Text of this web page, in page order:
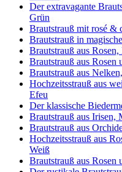
Der extravagante
Grün
Brautstrauß mit rosé &
Brautstrauß in
Brautstrauß aus
Brautstrauß aus Rosen
Brautstrauß aus
Hochzeitsstrauß aus
Efeu
Der klassische
Brautstrauß aus Irisen,
Brautstrauß aus
Hochzeitsstrauß aus
Weiß
Brautstrauß aus Rosen